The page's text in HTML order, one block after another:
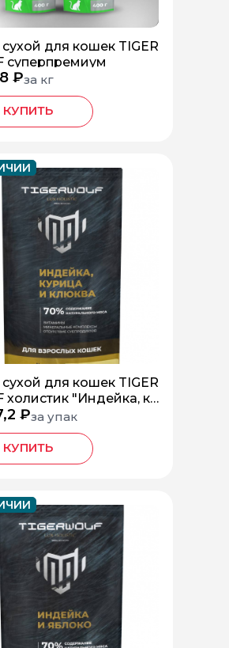
для кошек TIGER
суперпремиум
₽за кг
КУПИТЬ
для кошек TIGER
холистик "Индейка, ку
клюква
₽за упак
КУПИТЬ